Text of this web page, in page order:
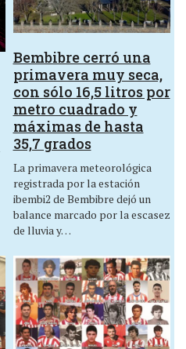
Bembibre cerró una
primavera muy seca,
con sólo 16,5 litros por
metro cuadrado y
máximas de hasta
35,7 grados
La primavera meteorológica
registrada por la estación
ibembi2 de Bembibre dejó un
balance marcado por la escasez
de lluvia y…